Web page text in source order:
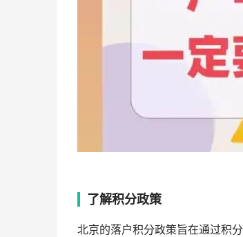
了解积分政策
北京的落户积分政策旨在通过积